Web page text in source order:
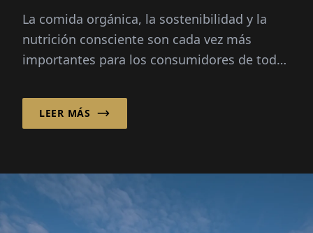
La comida orgánica, la sostenibilidad y la
nutrición consciente son cada vez más
importantes para los consumidores de todo
GmbH ha combinado la artesanía tradicional
con la experiencia orgánica, ofreciendo una
LEER MÁS